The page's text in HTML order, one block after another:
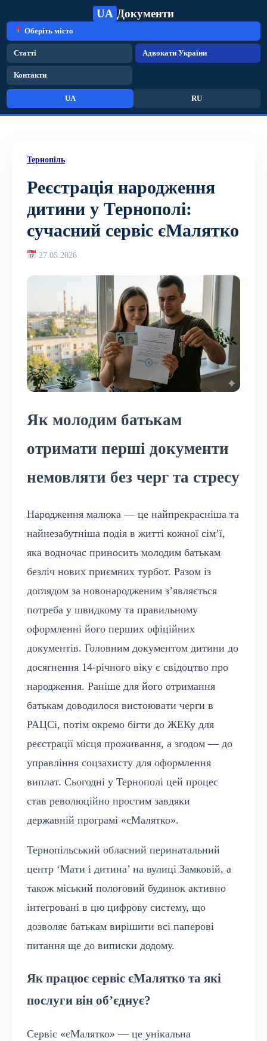
UA Документи
Оберіть місто
Статті Адвокати України
Контакти
UA RU
Тернопіль
Реєстрація народження
дитини у Тернополі:
сучасний сервіс єМалятко
27.05.2026
Як молодим батькам
отримати перші документи
немовляти без черг та стресу
Народження малюка — це найпрекрасніша та
найнезабутніша подія в житті кожної сім’ї,
яка водночас приносить молодим батькам
безліч нових приємних турбот. Разом із
доглядом за новонародженим з’являється
потреба у швидкому та правильному
оформленні його перших офіційних
документів. Головним документом дитини до
досягнення 14-річного віку є свідоцтво про
народження. Раніше для його отримання
батькам доводилося вистоювати черги в
РАЦСі, потім окремо бігти до ЖЕКу для
реєстрації місця проживання, а згодом — до
управління соцзахисту для оформлення
виплат. Сьогодні у Тернополі цей процес
став революційно простим завдяки
державній програмі «єМалятко».
Тернопільський обласний перинатальний
центр ‘Мати і дитина’ на вулиці Замковій, а
також міський пологовий будинок активно
інтегровані в цю цифрову систему, що
дозволяє батькам вирішити всі паперові
питання ще до виписки додому.
Як працює сервіс єМалятко та які
послуги він об’єднує?
Сервіс «єМалятко» — це унікальна